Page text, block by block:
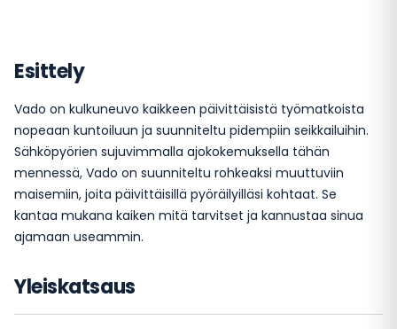
Esittely
Vado on kulkuneuvo kaikkeen päivittäisistä työmatkoista
nopeaan kuntoiluun ja suunniteltu pidempiin seikkailuihin.
Sähköpyörien sujuvimmalla ajokokemuksella tähän
mennessä, Vado on suunniteltu rohkeaksi muuttuviin
maisemiin, joita päivittäisillä pyöräilyilläsi kohtaat. Se
kantaa mukana kaiken mitä tarvitset ja kannustaa sinua
ajamaan useammin.
Yleiskatsaus